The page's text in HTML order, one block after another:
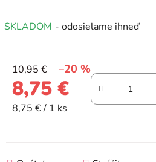
SKLADOM - odosielame ihneď
10,95 € –20 %
8,75 €
Jednotková cena:
8,75 € / 1 ks